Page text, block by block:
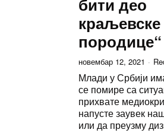
бити део
краљевске
породице“
новембар 12, 2021
Млади у Србији
се помире са
прихвате
напусте заувек
или да преузму